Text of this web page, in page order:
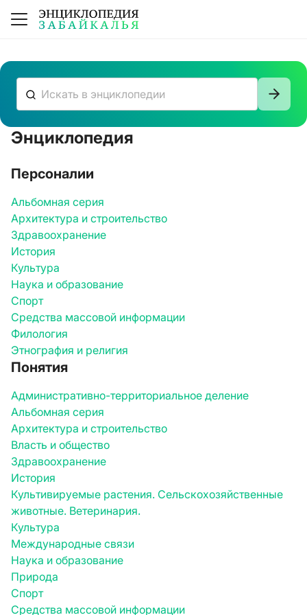
К сожалению, ничего не нашлось
Энциклопедия
Персоналии
Альбомная серия
Архитектура и строительство
Здравоохранение
История
Культура
Наука и образование
Спорт
Средства массовой информации
Филология
Этнография и религия
Понятия
Административно-территориальное деление
Альбомная серия
Архитектура и строительство
Власть и общество
Здравоохранение
История
Культивируемые растения. Сельскохозяйственные
животные. Ветеринария.
Культура
Международные связи
Наука и образование
Природа
Спорт
Средства массовой информации